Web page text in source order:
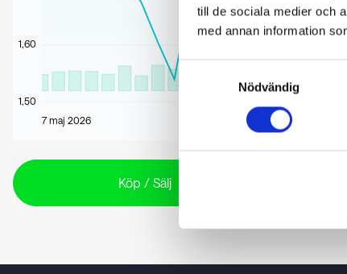
till de sociala medier och
med annan information
Samtyckesval
Nödvändig
1,50
1,60
7 maj 2026
Köp / Sälj